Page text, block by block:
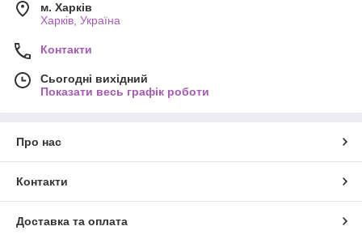
м. Харків
Харків, Україна
Контакти
Сьогодні вихідний
Показати весь графік роботи
Про нас
Контакти
Доставка та оплата